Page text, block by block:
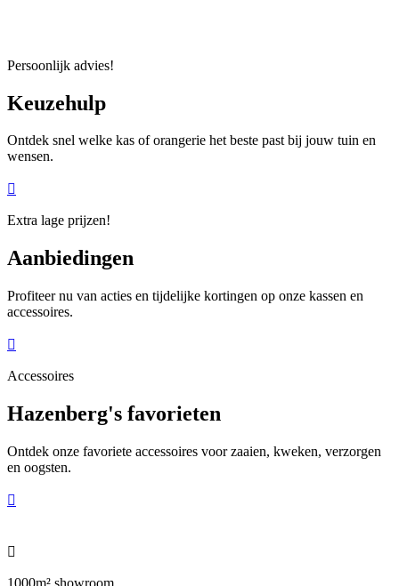
Persoonlijk advies!
Keuzehulp
Ontdek snel welke kas of orangerie het beste past bij jouw tuin en
wensen.

Extra lage prijzen!
Aanbiedingen
Profiteer nu van acties en tijdelijke kortingen op onze kassen en
accessoires.

Accessoires
Hazenberg's favorieten
Ontdek onze favoriete accessoires voor zaaien, kweken, verzorgen
en oogsten.


1000m² showroom